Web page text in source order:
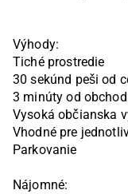
Výhody:
Tiché prostredie
30 sekúnd peši od
3 minúty od
Vysoká občianska
Vhodné pre
Parkovanie
Nájomné: